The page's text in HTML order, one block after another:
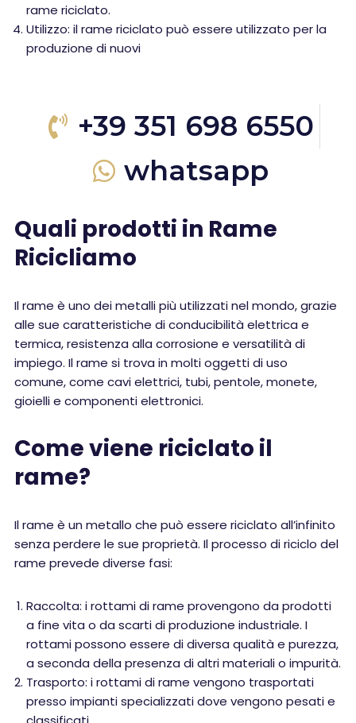
rame riciclato.
Utilizzo: il rame riciclato può essere utilizzato per la
produzione di nuovi
+39 351 698 6550
whatsapp
Quali prodotti in Rame
Ricicliamo
Il rame è uno dei metalli più utilizzati nel mondo, grazie
alle sue caratteristiche di conducibilità elettrica e
termica, resistenza alla corrosione e versatilità di
impiego. Il rame si trova in molti oggetti di uso
comune, come cavi elettrici, tubi, pentole, monete,
gioielli e componenti elettronici.
Come viene riciclato il
rame?
Il rame è un metallo che può essere riciclato all’infinito
senza perdere le sue proprietà. Il processo di riciclo del
rame prevede diverse fasi:
Raccolta: i rottami di rame provengono da prodotti
a fine vita o da scarti di produzione industriale. I
rottami possono essere di diversa qualità e purezza,
a seconda della presenza di altri materiali o impurità.
Trasporto: i rottami di rame vengono trasportati
presso impianti specializzati dove vengono pesati e